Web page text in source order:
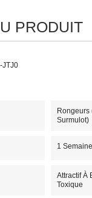
PRODUIT
JTJ0
Surmulot)
1
Attractif À
Toxique